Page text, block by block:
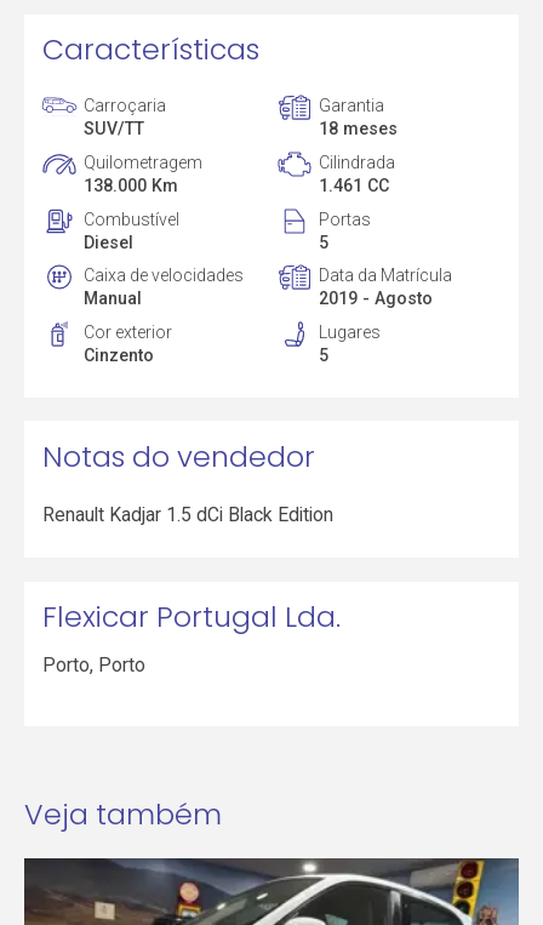
Características
Carroçaria
SUV/TT
Garantia
18 meses
Quilometragem
138.000 Km
Cilindrada
1.461 CC
Combustível
Diesel
Portas
5
Caixa de velocidades
Manual
Data da Matrícula
2019 - Agosto
Cor exterior
Cinzento
Lugares
5
Notas do vendedor
Renault Kadjar 1.5 dCi Black Edition
Flexicar Portugal Lda.
Porto, Porto
Veja também